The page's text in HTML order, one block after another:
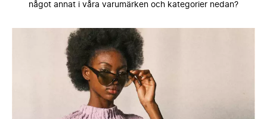
något annat i våra varumärken och kategorier nedan?